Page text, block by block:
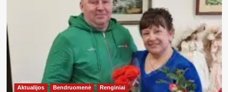
Ašmintos
laisvalaikio
salėje
Aktualijos Bendruomenė Renginiai